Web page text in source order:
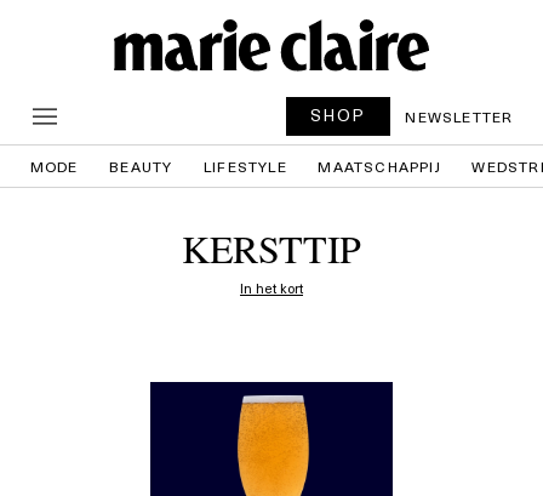
SHOP NEWSLETTER
MODE BEAUTY LIFESTYLE MAATSCHAPPIJ
KERSTTIP
In het kort